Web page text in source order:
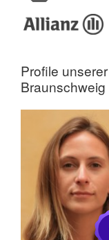
Profile unserer
Braunschweig